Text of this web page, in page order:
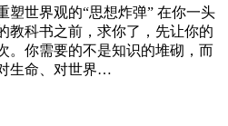
塑世界观的“思想炸弹” 在你一头
教科书之前，求你了，先让你的
。你需要的不是知识的堆砌，而
生命、对世界…